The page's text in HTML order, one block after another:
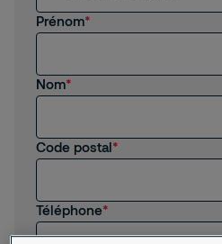
Je suis client(e) de Securitas
Prénom
Nom
Code postal
Téléphone